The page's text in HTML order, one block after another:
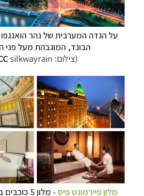
על הגדה המערבית של נהר
הבונד, המוגבהת מעל פני
(צילום: silkwayrain)
מלון פיירמונט פיס - מלון 5 כוכבים במיקום מרכזי,
תכנון טיולים למזרח הרחוק
תכנון
טיולים לפולינזיה
תכנוןטיולים לאוסטרליה
ההצעות »